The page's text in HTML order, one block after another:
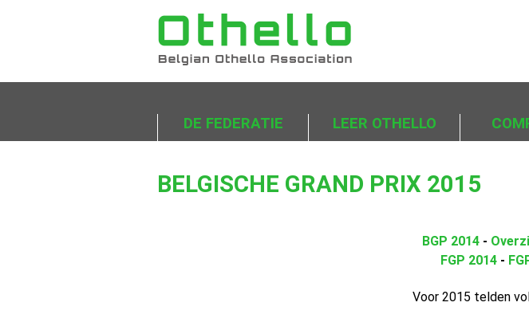
DE FEDERATIE LEER OTHELLO
BELGISCHE GRAND PRIX 2015
BGP 2014 -
FGP 2014-
Voor 2015 telden